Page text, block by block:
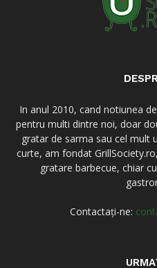
In anul 2010, cand notiunea
pentru multi dintre noi, doar
gratar de sarma sau cel mult
curte, am fondat
gratare barbecue, chiar
Contactați-ne: